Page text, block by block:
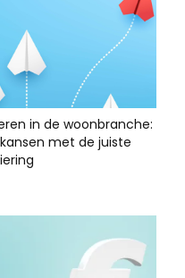
in de woonbranche:
met de juiste